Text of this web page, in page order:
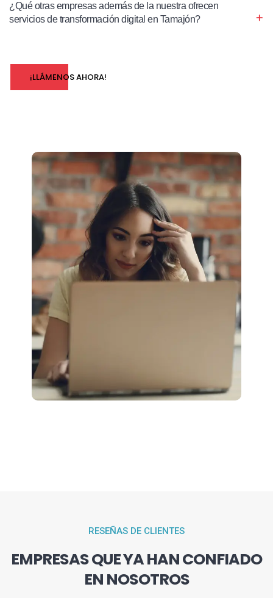
¿Qué otras empresas además de la nuestra ofrecen
servicios de transformación digital en Tamajón?
¡LLÁMENOS AHORA!
RESEÑAS DE CLIENTES
EMPRESAS QUE YA HAN CONFIADO
EN NOSOTROS